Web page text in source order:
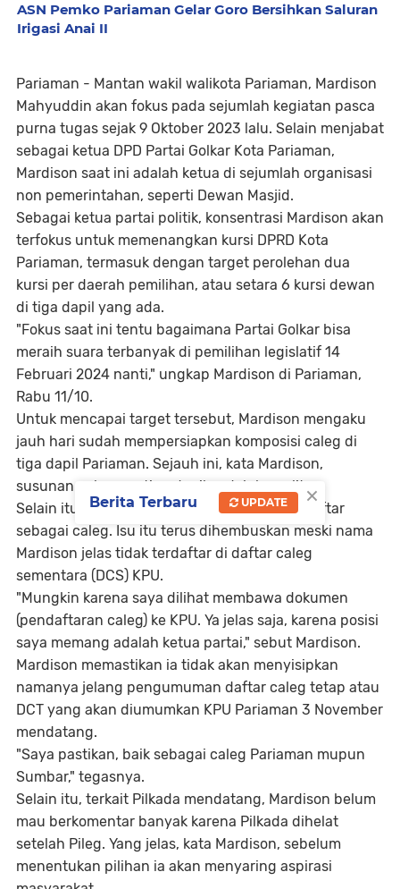
ASN Pemko Pariaman Gelar Goro Bersihkan Saluran
Irigasi Anai II
Pariaman - Mantan wakil walikota Pariaman, Mardison
Mahyuddin akan fokus pada sejumlah kegiatan pasca
purna tugas sejak 9 Oktober 2023 lalu. Selain menjabat
sebagai ketua DPD Partai Golkar Kota Pariaman,
Mardison saat ini adalah ketua di sejumlah organisasi
non pemerintahan, seperti Dewan Masjid.
Sebagai ketua partai politik, konsentrasi Mardison akan
terfokus untuk memenangkan kursi DPRD Kota
Pariaman, termasuk dengan target perolehan dua
kursi per daerah pemilihan, atau setara 6 kursi dewan
di tiga dapil yang ada.
"Fokus saat ini tentu bagaimana Partai Golkar bisa
meraih suara terbanyak di pemilihan legislatif 14
Februari 2024 nanti," ungkap Mardison di Pariaman,
Rabu 11/10.
Untuk mencapai target tersebut, Mardison mengaku
jauh hari sudah mempersiapkan komposisi caleg di
tiga dapil Pariaman. Sejauh ini, kata Mardison,
susunan caleg per tiap dapil sudah komplit.
Selain itu, Mardison menepis isu dirinya terdaftar
sebagai caleg. Isu itu terus dihembuskan meski nama
Mardison jelas tidak terdaftar di daftar caleg
sementara (DCS) KPU.
"Mungkin karena saya dilihat membawa dokumen
(pendaftaran caleg) ke KPU. Ya jelas saja, karena posisi
saya memang adalah ketua partai," sebut Mardison.
Mardison memastikan ia tidak akan menyisipkan
namanya jelang pengumuman daftar caleg tetap atau
DCT yang akan diumumkan KPU Pariaman 3 November
mendatang.
"Saya pastikan, baik sebagai caleg Pariaman mupun
Sumbar," tegasnya.
Selain itu, terkait Pilkada mendatang, Mardison belum
mau berkomentar banyak karena Pilkada dihelat
setelah Pileg. Yang jelas, kata Mardison, sebelum
menentukan pilihan ia akan menyaring aspirasi
×
Berita Terbaru UPDATE